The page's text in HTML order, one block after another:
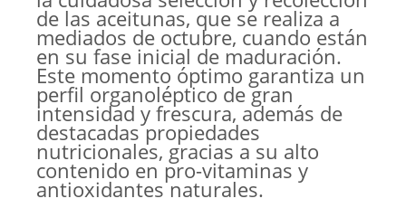
de las aceitunas, que se realiza a
mediados de octubre, cuando están
en su fase inicial de maduración.
Este momento óptimo garantiza un
perfil organoléptico de gran
intensidad y frescura, además de
destacadas propiedades
nutricionales, gracias a su alto
contenido en pro-vitaminas y
antioxidantes naturales.